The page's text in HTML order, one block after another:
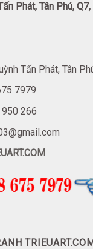
Phát, Tân Phú, Q7,
Tấn Phát, Tân
7979
266
TRIEUART.COM